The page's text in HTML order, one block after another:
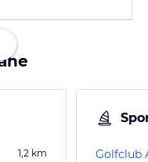
1,2 km Golfclub